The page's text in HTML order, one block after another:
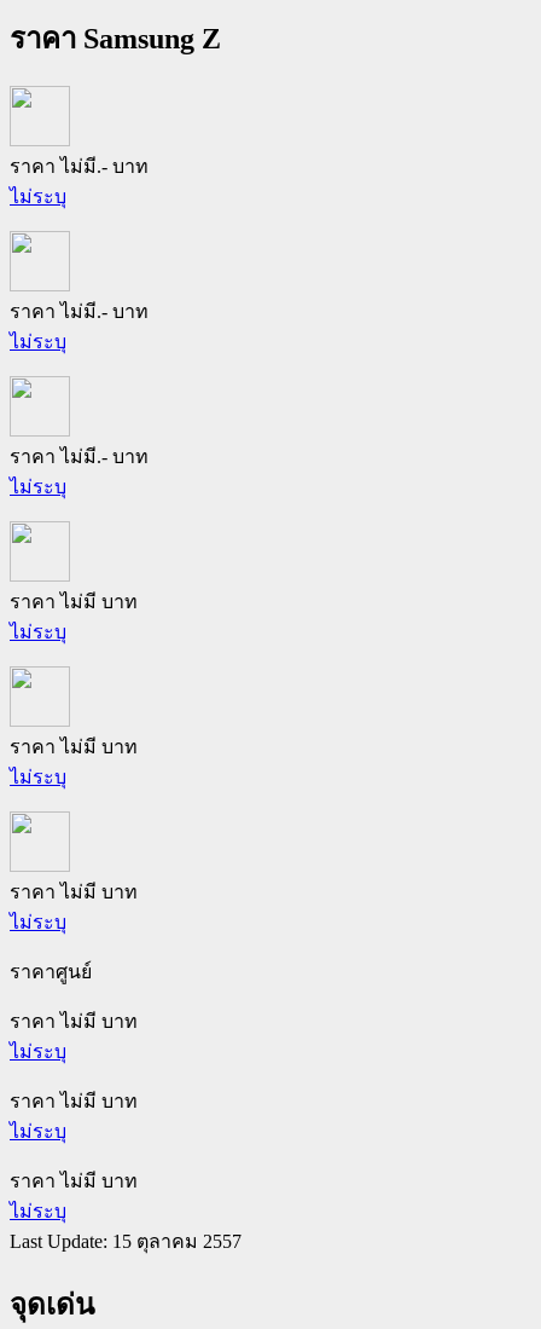
ราคา Samsung Z
ราคา ไม่มี.- บาท
ไม่ระบุ
ราคา ไม่มี.- บาท
ไม่ระบุ
ราคา ไม่มี.- บาท
ไม่ระบุ
ราคา ไม่มี บาท
ไม่ระบุ
ราคา ไม่มี บาท
ไม่ระบุ
ราคา ไม่มี บาท
ไม่ระบุ
ราคาศูนย์
ราคา ไม่มี บาท
ไม่ระบุ
ราคา ไม่มี บาท
ไม่ระบุ
ราคา ไม่มี บาท
ไม่ระบุ
Last Update: 15 ตุลาคม 2557
จุดเด่น